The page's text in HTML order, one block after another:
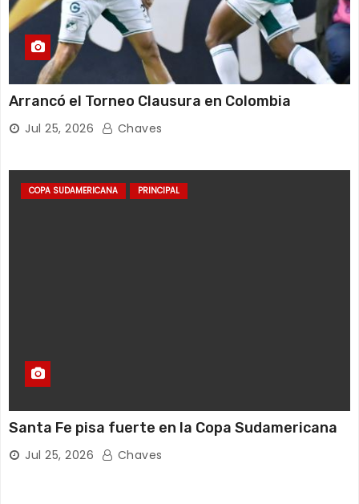
Arrancó el Torneo Clausura en Colombia
Jul 25, 2026 Chaves
COPA SUDAMERICANA PRINCIPAL
Santa Fe pisa fuerte en la Copa Sudamericana
Jul 25, 2026 Chaves